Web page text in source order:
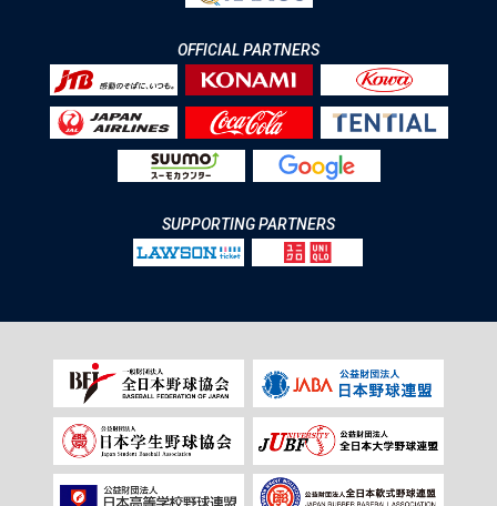
OFFICIAL PARTNERS
SUPPORTING PARTNERS